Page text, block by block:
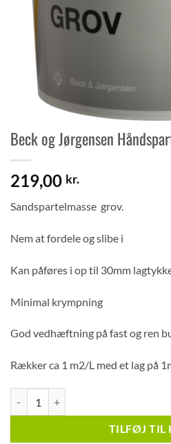
Beck og Jørgensen
219,00 kr.
Sandspartelmasse grov.
Nem at fordele og slibe i
Kan påføres i op til 30mm
Minimal krympning
God vedhæftning på fast og ren
Rækker ca 1 m2/L med et lag på
TILFØJ TIL